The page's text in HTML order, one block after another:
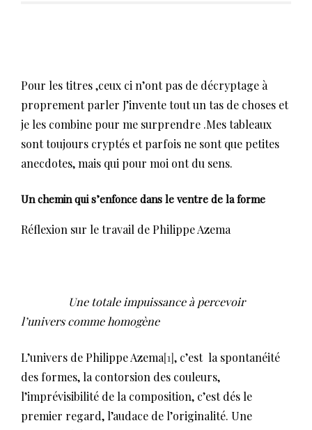
Pour les titres ,ceux ci n’ont pas de décryptage à
proprement parler J’invente tout un tas de choses et
je les combine pour me surprendre .Mes tableaux
sont toujours cryptés et parfois ne sont que petites
anecdotes, mais qui pour moi ont du sens.
Un chemin qui s’enfonce dans le ventre de la forme
Réflexion sur le travail de Philippe Azema
Une totale impuissance à percevoir
l’univers comme homogène
L’univers de Philippe Azema[1], c’est la spontanéité
des formes, la contorsion des couleurs,
l’imprévisibilité de la composition, c’est dés le
premier regard, l’audace de l’originalité. Une